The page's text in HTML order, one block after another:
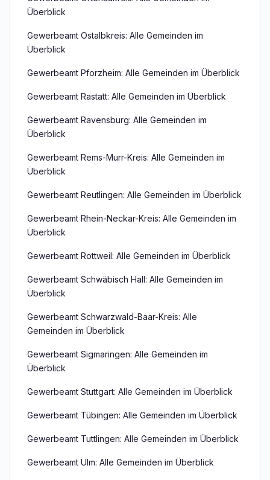
Überblick
Gewerbeamt Ostalbkreis: Alle Gemeinden im
Überblick
Gewerbeamt Pforzheim: Alle Gemeinden im Überblick
Gewerbeamt Rastatt: Alle Gemeinden im Überblick
Gewerbeamt Ravensburg: Alle Gemeinden im
Überblick
Gewerbeamt Rems-Murr-Kreis: Alle Gemeinden im
Überblick
Gewerbeamt Reutlingen: Alle Gemeinden im Überblick
Gewerbeamt Rhein-Neckar-Kreis: Alle Gemeinden im
Überblick
Gewerbeamt Rottweil: Alle Gemeinden im Überblick
Gewerbeamt Schwäbisch Hall: Alle Gemeinden im
Überblick
Gewerbeamt Schwarzwald-Baar-Kreis: Alle
Gemeinden im Überblick
Gewerbeamt Sigmaringen: Alle Gemeinden im
Überblick
Gewerbeamt Stuttgart: Alle Gemeinden im Überblick
Gewerbeamt Tübingen: Alle Gemeinden im Überblick
Gewerbeamt Tuttlingen: Alle Gemeinden im Überblick
Gewerbeamt Ulm: Alle Gemeinden im Überblick